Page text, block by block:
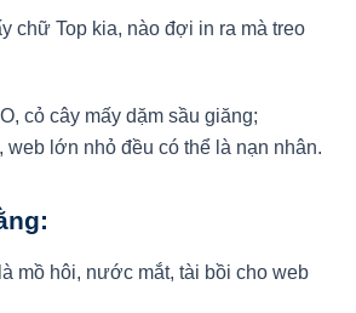
chữ Top kia, nào đợi in ra mà treo
cỏ cây mấy dặm sầu giăng;
web lớn nhỏ đều có thể là nạn nhân.
mồ hôi, nước mắt, tài bồi cho web